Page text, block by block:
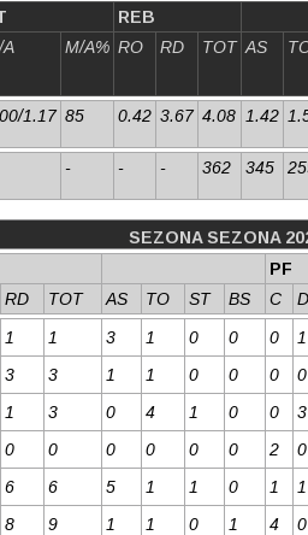
REB
A M/A% RO RD TOT AS
1.17 85 0.42 3.67 4.08 1.42
- - - 362 345
SEZONA SEZONA
PF
RD TOT AS TO ST BS C D
1 1 3 1 0 0 0 1
3 3 1 1 0 0 0 0
1 3 0 4 1 0 0 3
0 0 0 0 0 0 2 0
6 6 5 1 1 0 1 1
8 9 1 1 0 1 4 0